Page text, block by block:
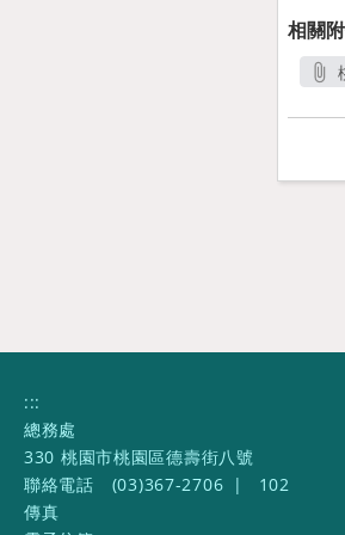
相關
:::
總務處
330 桃園市桃園區德壽街八號
聯絡電話
(03)367-2706 |
102
傳真